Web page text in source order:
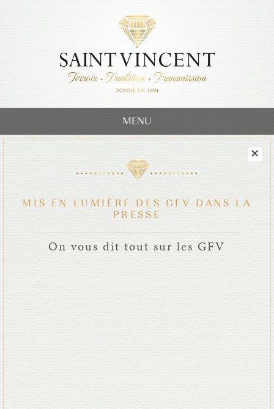
MENU
MIS EN LUMIÈRE DES GFV DANS LA
PRESSE
On vous dit tout sur les GFV